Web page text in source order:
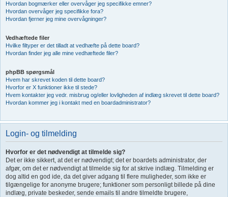
Hvordan bogmærker eller overvåger jeg specifikke emner?
Hvordan overvåger jeg specifikke fora?
Hvordan fjerner jeg mine overvågninger?
Vedhæftede filer
Hvilke filtyper er det tilladt at vedhæfte på dette board?
Hvordan finder jeg alle mine vedhæftede filer?
phpBB spørgsmål
Hvem har skrevet koden til dette board?
Hvorfor er X funktioner ikke til stede?
Hvem kontakter jeg vedr. misbrug og/eller lovligheden af indlæg skrevet til dette board?
Hvordan kommer jeg i kontakt med en boardadministrator?
Login- og tilmelding
Hvorfor er det nødvendigt at tilmelde sig?
Det er ikke sikkert, at det er nødvendigt; det er boardets administrator, der
afgør, om det er nødvendigt at tilmelde sig for at skrive indlæg. Tilmelding er
dog altid en god ide, da det giver adgang til flere muligheder, som ikke er
tilgængelige for anonyme brugere; funktioner som personligt billede på dine
indlæg, private beskeder, sende emails til andre tilmeldte brugere,